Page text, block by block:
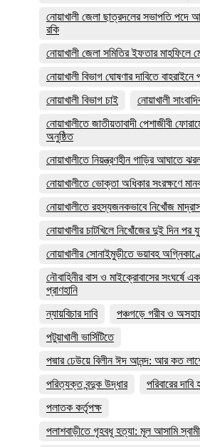
নোয়াখালী জেলা ছাত্রদলের সভাপতি
রকি
নোয়াখালী জেলা সমিতির ইফতার মাহফিলে
নোয়াখালী বিভাগ ঘোষণার দাবিতে বাহরাইনে
নোয়াখালী বিভাগ চাই
নোয়াখালী
নোয়াখালীতে জাতীয়তাবাদী পেশাজীবী
অনুষ্ঠিত
নোয়াখালীতে নিয়ন্ত্রণহীন গাড়ির আঘাতে
নোয়াখালীতে ভোক্তা অধিকার সংরক্ষণে
নোয়াখালীতে রহস্যজনকভাবে নিখোঁজ
নোয়াখালীর চাটখিলে নিখোঁজের দুই দিন পর
নোয়াখালীর সোনাইমুড়ীতে ভয়াবহ
নৌবাহিনীর বাস ও মাইক্রোবাসের সংঘর্ষে
প্রাণহানি
ন্যায়বিচার দাবি
পঞ্চগড়ে গরীব ও
পটুয়াখালী ভার্সিটিতে
পদ্মার ঢেউয়ে বিলীন ঈদ আনন্দ: আর কত
পরিত্যক্ত বন্দুক উদ্ধার
পরিবারের
পলাতক কর্তৃপক্ষ
পলাশবাড়ীতে গৃহবধূ হত্যা: মূল আসামি